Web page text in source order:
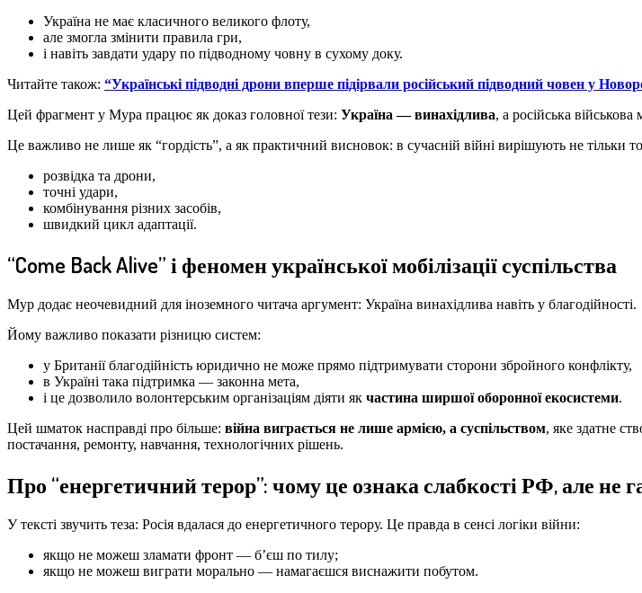
Україна не має класичного великого флоту,
але змогла змінити правила гри,
і навіть завдати удару по підводному човну в сухому доку.
Читайте також: “Українські підводні дрони вперше підірвали російський підводний човен у
Цей фрагмент у Мура працює як доказ головної тези: Україна — винахідлива, а російська
Це важливо не лише як “гордість”, а як практичний висновок: в сучасній війні вирішують не тільки
розвідка та дрони,
точні удари,
комбінування різних засобів,
швидкий цикл адаптації.
“Come Back Alive” і феномен української мобілізації суспільства
Мур додає неочевидний для іноземного читача аргумент: Україна винахідлива навіть у благодійності.
Йому важливо показати різницю систем:
у Британії благодійність юридично не може прямо підтримувати сторони збройного конфлікту,
в Україні така підтримка — законна мета,
і це дозволило волонтерським організаціям діяти як частина ширшої оборонної екосистеми.
Цей шматок насправді про більше: війна виграється не лише армією, а суспільством, яке здатне
постачання, ремонту, навчання, технологічних рішень.
Про “енергетичний терор”: чому це ознака слабкості РФ, але не
У тексті звучить теза: Росія вдалася до енергетичного терору. Це правда в сенсі логіки війни:
якщо не можеш зламати фронт — б’єш по тилу;
якщо не можеш виграти морально — намагаєшся виснажити побутом.